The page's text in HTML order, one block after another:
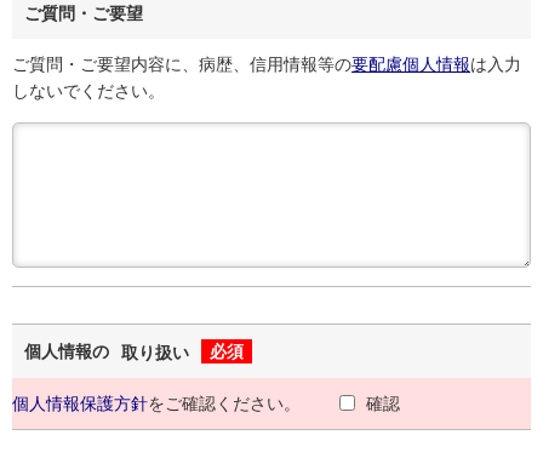
ご質問・ご要望
ご質問・ご要望内容に、病歴、信用情報等の要配慮個人情報は入力
しないでください。
個人情報の 取り扱い 必須
個人情報保護方針をご確認ください。 確認